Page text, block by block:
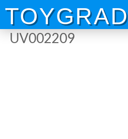
Skip
content
UV002209